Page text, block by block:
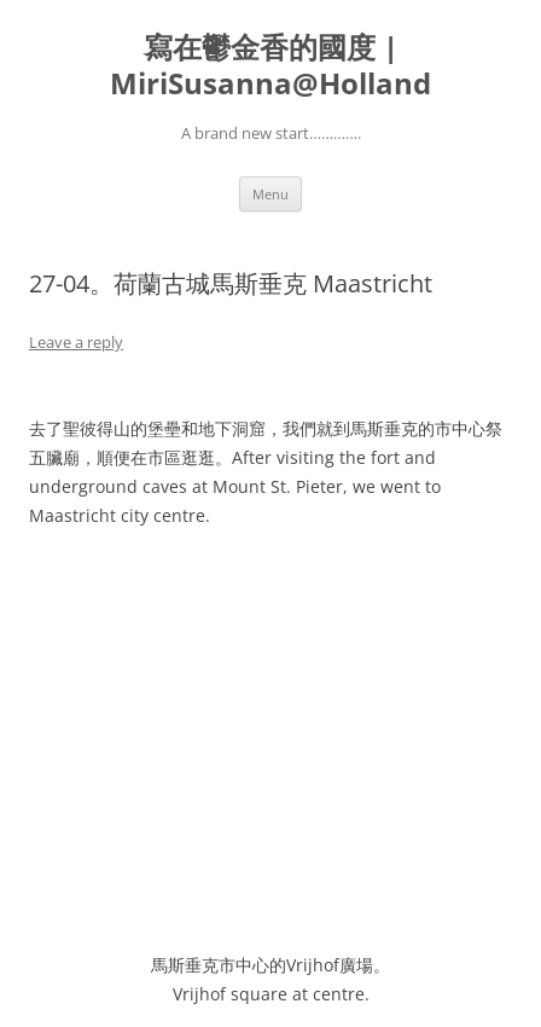
寫在鬱金香的國度 |
MiriSusanna@Holland
A brand new start………….
Menu
27-04。荷蘭古城馬斯垂克 Maastricht
Leave a reply
去了聖彼得山的堡壘和地下洞窟，我們就到馬斯垂克的市中心祭
五臟廟，順便在市區逛逛。After visiting the fort and
underground caves at Mount St. Pieter, we went to
Maastricht city centre.
馬斯垂克市中心的Vrijhof廣場。
Vrijhof square at centre.